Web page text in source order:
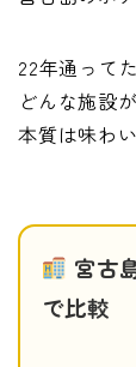
22年通って
どんな施設
本質は味わ
宮古
で比較